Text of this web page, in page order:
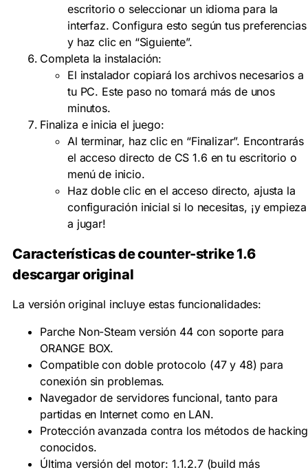
escritorio o seleccionar un idioma para la
interfaz. Configura esto según tus preferencias
y haz clic en “Siguiente”.
Completa la instalación:
El instalador copiará los archivos necesarios a
tu PC. Este paso no tomará más de unos
minutos.
Finaliza e inicia el juego:
Al terminar, haz clic en “Finalizar”. Encontrarás
el acceso directo de CS 1.6 en tu escritorio o
menú de inicio.
Haz doble clic en el acceso directo, ajusta la
configuración inicial si lo necesitas, ¡y empieza
a jugar!
Características de counter-strike 1.6
descargar original
La versión original incluye estas funcionalidades:
Parche Non-Steam versión 44 con soporte para
ORANGE BOX.
Compatible con doble protocolo (47 y 48) para
conexión sin problemas.
Navegador de servidores funcional, tanto para
partidas en Internet como en LAN.
Protección avanzada contra los métodos de hacking
conocidos.
Última versión del motor: 1.1.2.7 (build más